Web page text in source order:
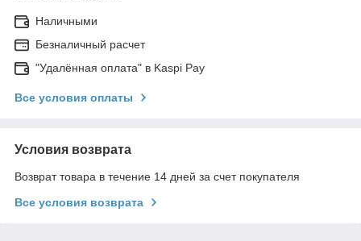
Наличными
Безналичный расчет
"Удалённая оплата" в Kaspi Pay
Все условия оплаты
Условия возврата
Возврат товара в течение 14 дней за счет покупателя
Все условия возврата